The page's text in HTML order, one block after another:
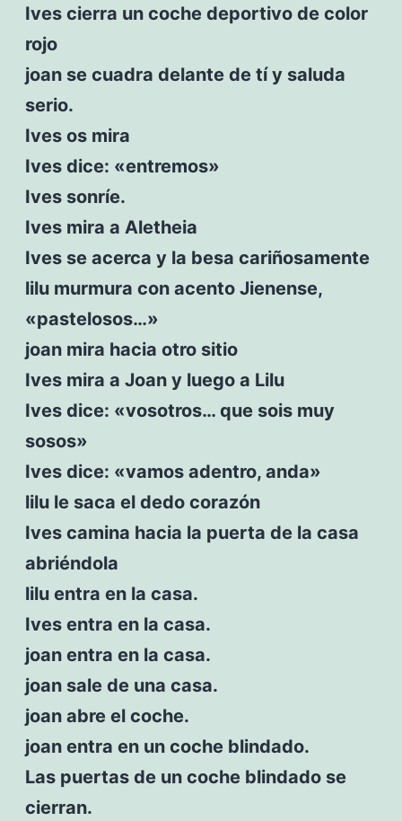
Ives cierra un coche deportivo de color
rojo
joan se cuadra delante de tí y saluda
serio.
Ives os mira
Ives dice: «entremos»
Ives sonríe.
Ives mira a Aletheia
Ives se acerca y la besa cariñosamente
lilu murmura con acento Jienense,
«pastelosos…»
joan mira hacia otro sitio
Ives mira a Joan y luego a Lilu
Ives dice: «vosotros… que sois muy
sosos»
Ives dice: «vamos adentro, anda»
lilu le saca el dedo corazón
Ives camina hacia la puerta de la casa
abriéndola
lilu entra en la casa.
Ives entra en la casa.
joan entra en la casa.
joan sale de una casa.
joan abre el coche.
joan entra en un coche blindado.
Las puertas de un coche blindado se
cierran.